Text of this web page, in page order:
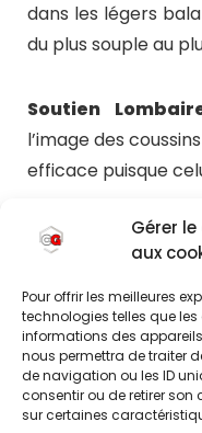
Gérer
aux
Pour offrir les meilleures
technologies telles que
informations des
nous permettra de traiter
de navigation ou les ID
consentir ou de retirer
sur certaines
dans les légers
du plus souple au
Soutien
l’image des
efficace puisque
Revêtement :
meilleure aération
Base :Pied étoile
plus de légèreté
sur la solitidité.